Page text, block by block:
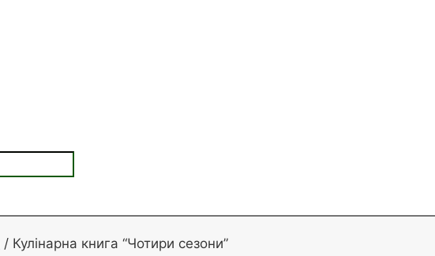
/ Кулінарна книга “Чотири сезони”